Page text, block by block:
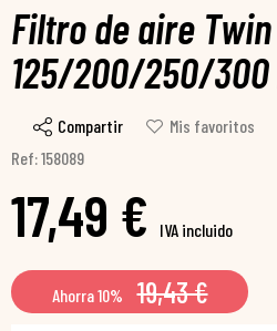
Filtro de aire
125/200/250/
Compartir
Mis favoritos
Ref: 158089
17,49 € IVA incluido
Ahorra 10% 19,43 €